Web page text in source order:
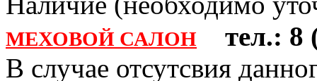
МЕХОВОЙ САЛОН
тел.: 8
В случае отсутсвия